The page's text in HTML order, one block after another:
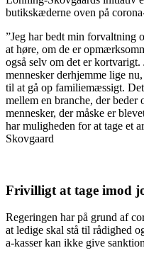
butikskæderne oven på
”Jeg har bedt min forvaltning
at høre, om de er
også selv om det er
mennesker derhjemme lige
til at gå op familiemæssigt.
mellem en branche, der
mennesker, der måske er
har muligheden for at tage et
Skovgaard
Frivilligt at tage imod
Regeringen har på grund af
at ledige skal stå til rådighed
a-kasser kan ikke give